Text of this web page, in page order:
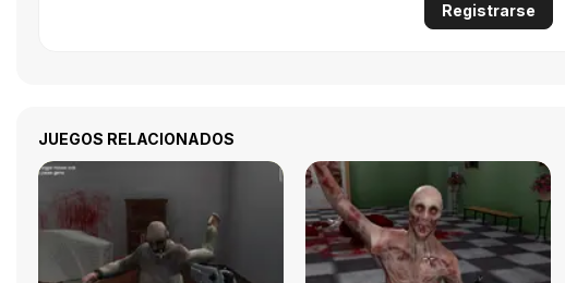
Registrarse
JUEGOS RELACIONADOS